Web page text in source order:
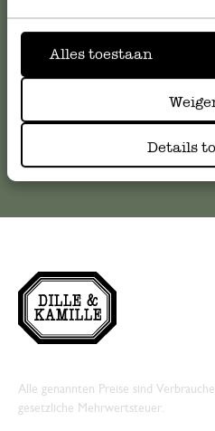
Alles toestaan
Details
Online-Kundenservice
Alle genannten Preise sind
gesetzliche Mehrwertsteuer.